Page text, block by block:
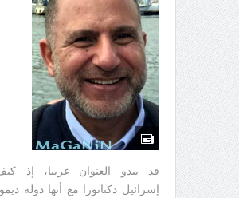
قد يبدو العنوان غريبا، إذ
إسرائيل دكتاتورا مع أنها دولة